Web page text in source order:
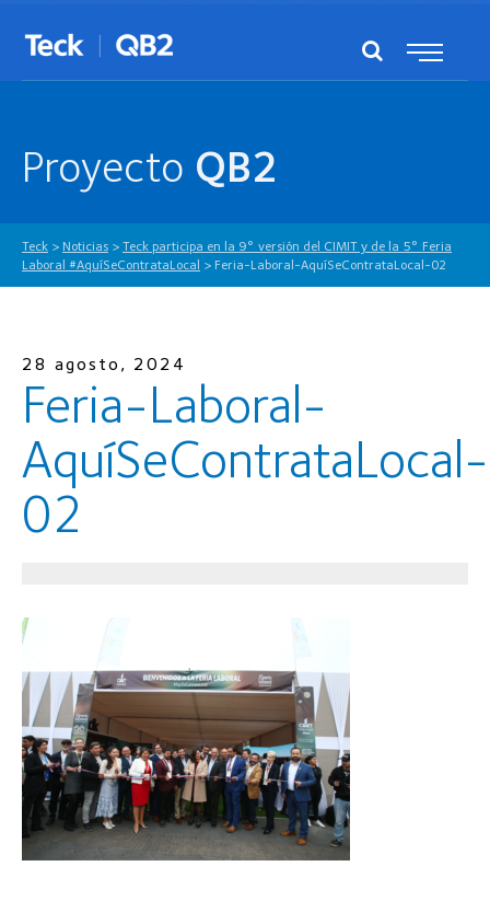
Proyecto QB2
Teck > Noticias > Teck participa en la 9° versión del CIMIT y de la 5° Feria
Laboral #AquíSeContrataLocal > Feria-Laboral-AquíSeContrataLocal-02
28 agosto, 2024
Feria-Laboral-
AquíSeContrataLocal-
02